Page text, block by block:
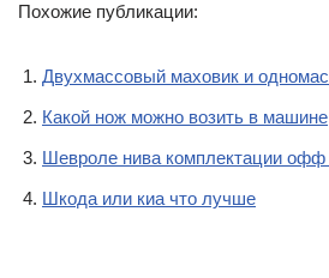
Похожие публикации:
Двухмассовый маховик и
Какой нож можно возить в машине
Шевроле нива комплектации офф
Шкода или киа что лучше